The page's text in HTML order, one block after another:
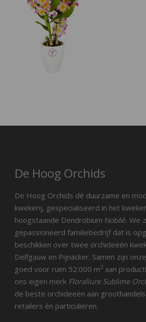
De Hoog Orchids
De Hoog Orchids dé duurzame en
kwekerij, gespecialiseerd in het
hoogstaande Dendrobium Nobilé. We
gepassioneerd familiebedrijf dat is
beschikken over twee orchideeën
Delfgauw en Pijnacker. Samen zijn
goed voor ruim 52.000 m2 aan
ons eigen merk Florallure Sublime
de beste orchideeën aan
retailers én particulieren.